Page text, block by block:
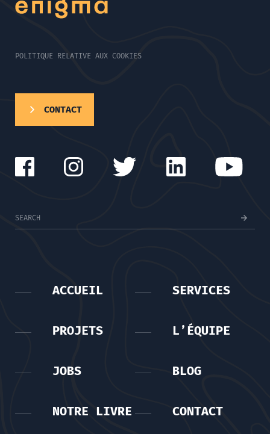
POLITIQUE RELATIVE AUX COOKIES
CONTACT
ACCUEIL SERVICES
PROJETS L’ÉQUIPE
JOBS BLOG
NOTRE LIVRE CONTACT